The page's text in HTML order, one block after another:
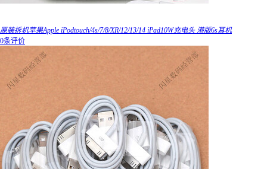
原装拆机苹果Apple iPodtouch/4s/7/8/XR/12/13/14 iPad10W充电头 港版6s耳机
0条评价